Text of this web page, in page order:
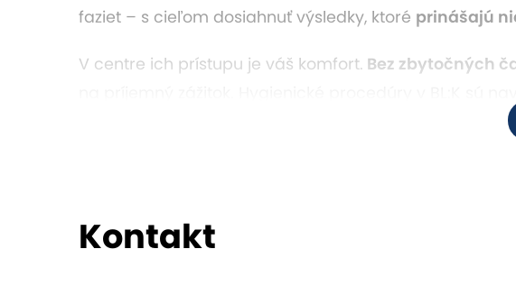
faziet – s cieľom dosiahnuť výsledky, ktoré prinášajú
V centre ich prístupu je váš komfort. Bez zbytočných
Kontakt